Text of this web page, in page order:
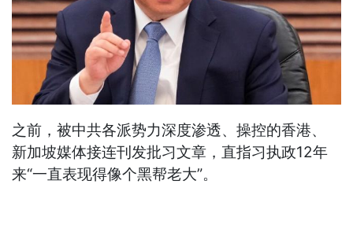
之前，被中共各派势力深度渗透、操控的香港、
新加坡媒体接连刊发批习文章，直指习执政12年
来“一直表现得像个黑帮老大”。